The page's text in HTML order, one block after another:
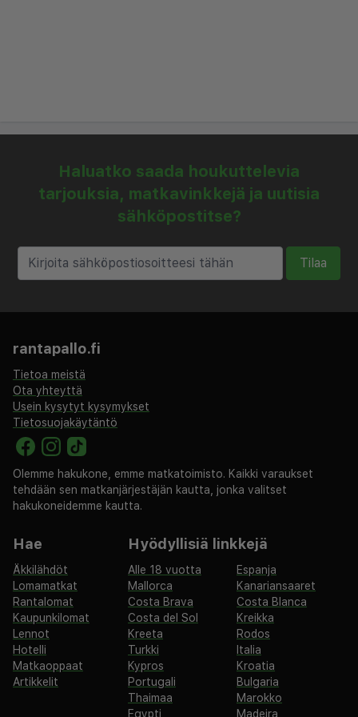
Haluatko saada houkuttelevia
tarjouksia, matkavinkkejä ja uutisia
sähköpostitse?
Tilaa
rantapallo.fi
Tietoa meistä
Ota yhteyttä
Usein kysytyt kysymykset
Tietosuojakäytäntö
Olemme hakukone, emme matkatoimisto. Kaikki varaukset
tehdään sen matkanjärjestäjän kautta, jonka valitset
hakukoneidemme kautta.
Hae
Äkkilähdöt
Lomamatkat
Rantalomat
Kaupunkilomat
Lennot
Hotelli
Matkaoppaat
Artikkelit
Hyödyllisiä linkkejä
Alle 18 vuotta
Espanja
Mallorca
Kanariansaaret
Costa Brava
Costa Blanca
Costa del Sol
Kreikka
Kreeta
Rodos
Turkki
Italia
Kypros
Kroatia
Portugali
Bulgaria
Thaimaa
Marokko
Egypti
Madeira